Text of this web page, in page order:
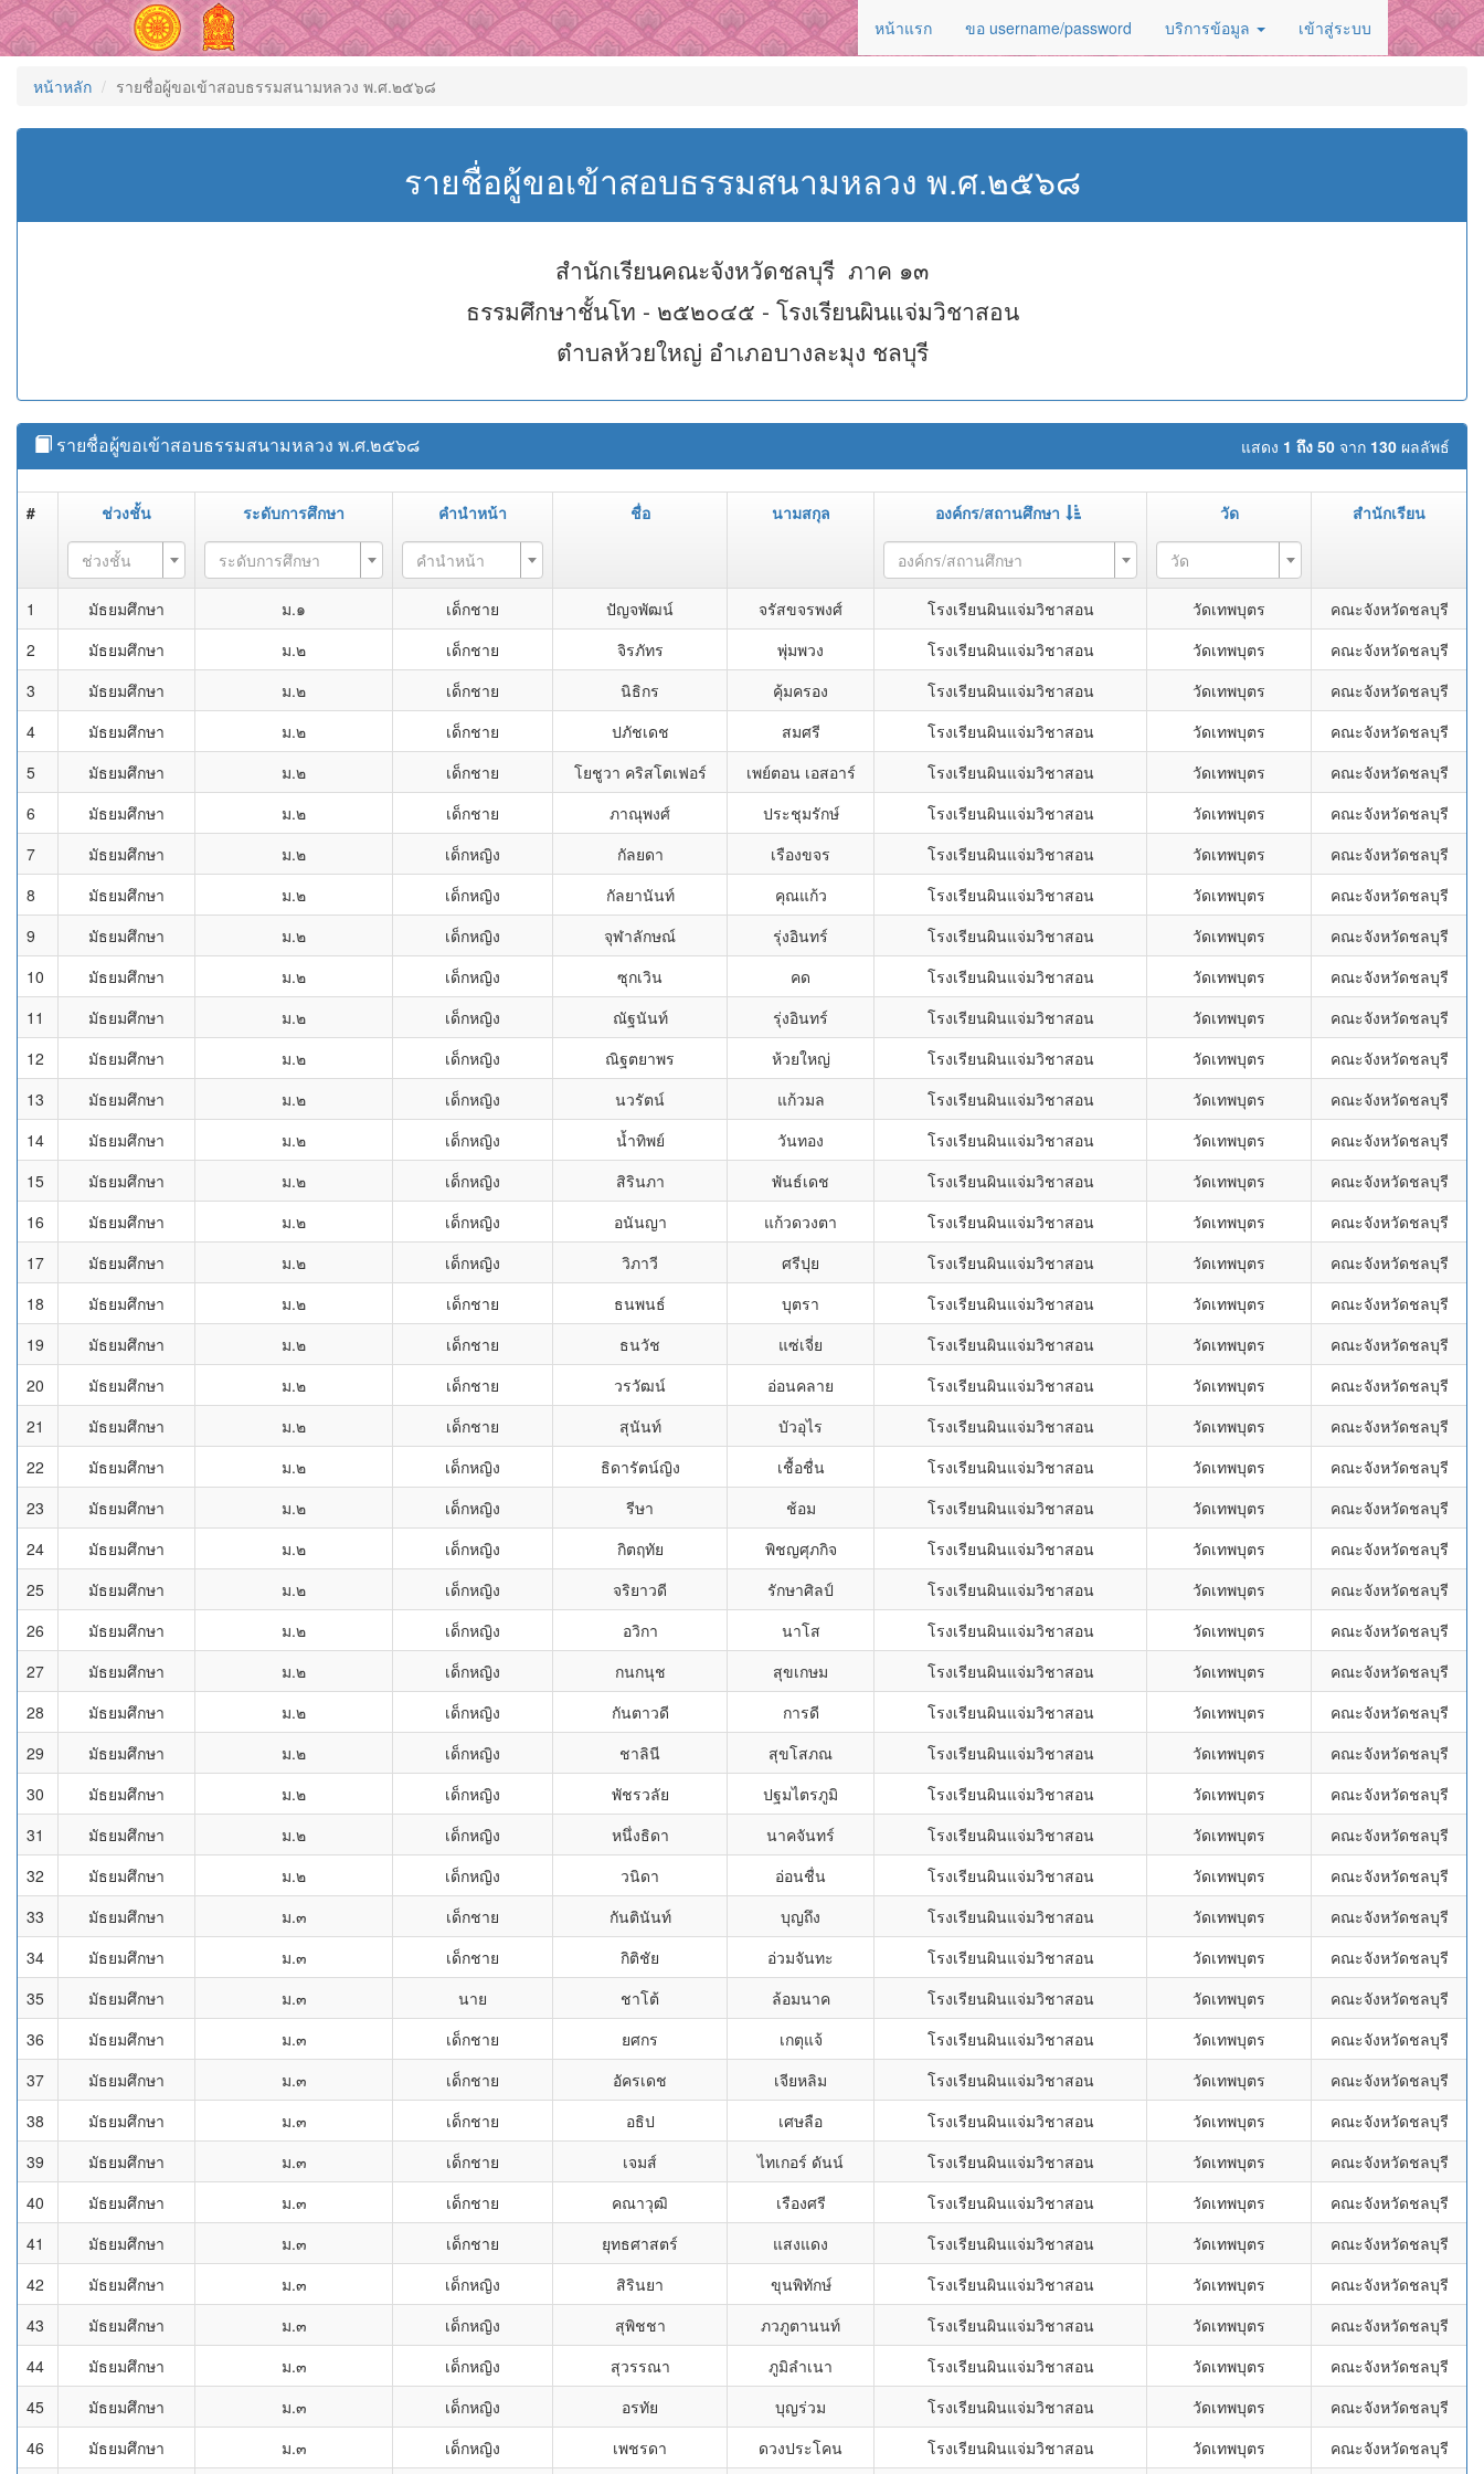
หน้าแรก ขอ username/password บริการข้อมูล เข้าสู่ระบบ
หน้าหลัก รายชื่อผู้ขอเข้าสอบธรรมสนามหลวง พ.ศ.๒๕๖๘
รายชื่อผู้ขอเข้าสอบธรรมสนามหลวง พ.ศ.๒๕๖๘
สำนักเรียนคณะจังหวัดชลบุรี ภาค ๑๓
ธรรมศึกษาชั้นโท - ๒๕๒๐๔๕ - โรงเรียนผินแจ่มวิชาสอน
ตำบลห้วยใหญ่ อำเภอบางละมุง ชลบุรี
แสดง 1 ถึง 50 จาก 130 ผลลัพธ์
รายชื่อผู้ขอเข้าสอบธรรมสนามหลวง พ.ศ.๒๕๖๘
# ช่วงชั้น ระดับการศึกษา คำนำหน้า ชื่อ นามสกุล องค์กร/สถานศึกษา วัด สำนักเรียน
ช่วงชั้น ระดับการศึกษา คำนำหน้า องค์กร/สถานศึกษา วัด
1 มัธยมศึกษา ม.๑ เด็กชาย ปัญจพัฒน์ จรัสขจรพงศ์ โรงเรียนผินแจ่มวิชาสอน วัดเทพบุตร
คณะจังหวัดชลบุรี
2
มัธยมศึกษา ม.๒ เด็กชาย จิรภัทร พุ่มพวง โรงเรียนผินแจ่มวิชาสอน วัดเทพบุตร
คณะจังหวัดชลบุรี
3
มัธยมศึกษา ม.๒ เด็กชาย นิธิกร คุ้มครอง โรงเรียนผินแจ่มวิชาสอน วัดเทพบุตร
คณะจังหวัดชลบุรี
4
มัธยมศึกษา ม.๒ เด็กชาย ปภัชเดช สมศรี โรงเรียนผินแจ่มวิชาสอน วัดเทพบุตร
คณะจังหวัดชลบุรี
5
มัธยมศึกษา ม.๒ เด็กชาย โยชูวา คริสโตเฟอร์ เพย์ตอน เอสอาร์ โรงเรียนผินแจ่มวิชาสอน วัดเทพบุตร
คณะจังหวัดชลบุรี
6
มัธยมศึกษา ม.๒ เด็กชาย ภาณุพงศ์ ประชุมรักษ์ โรงเรียนผินแจ่มวิชาสอน วัดเทพบุตร
คณะจังหวัดชลบุรี
7
มัธยมศึกษา ม.๒ เด็กหญิง กัลยดา เรืองขจร โรงเรียนผินแจ่มวิชาสอน วัดเทพบุตร
คณะจังหวัดชลบุรี
8
มัธยมศึกษา ม.๒ เด็กหญิง กัลยานันท์ คุณแก้ว โรงเรียนผินแจ่มวิชาสอน วัดเทพบุตร
คณะจังหวัดชลบุรี
9
มัธยมศึกษา ม.๒ เด็กหญิง จุฬาลักษณ์ รุ่งอินทร์ โรงเรียนผินแจ่มวิชาสอน วัดเทพบุตร
คณะจังหวัดชลบุรี
10
มัธยมศึกษา ม.๒ เด็กหญิง ซุกเวิน คด โรงเรียนผินแจ่มวิชาสอน วัดเทพบุตร
คณะจังหวัดชลบุรี
11
มัธยมศึกษา ม.๒ เด็กหญิง ณัฐนันท์ รุ่งอินทร์ โรงเรียนผินแจ่มวิชาสอน วัดเทพบุตร
คณะจังหวัดชลบุรี
12
มัธยมศึกษา ม.๒ เด็กหญิง ณิฐตยาพร ห้วยใหญ่ โรงเรียนผินแจ่มวิชาสอน วัดเทพบุตร
คณะจังหวัดชลบุรี
13
มัธยมศึกษา ม.๒ เด็กหญิง นวรัตน์ แก้วมล โรงเรียนผินแจ่มวิชาสอน วัดเทพบุตร
คณะจังหวัดชลบุรี
14
มัธยมศึกษา ม.๒ เด็กหญิง น้ำทิพย์ วันทอง โรงเรียนผินแจ่มวิชาสอน วัดเทพบุตร
คณะจังหวัดชลบุรี
15
มัธยมศึกษา ม.๒ เด็กหญิง สิรินภา พันธ์เดช โรงเรียนผินแจ่มวิชาสอน วัดเทพบุตร
คณะจังหวัดชลบุรี
16
มัธยมศึกษา ม.๒ เด็กหญิง อนันญา แก้วดวงตา โรงเรียนผินแจ่มวิชาสอน วัดเทพบุตร
คณะจังหวัดชลบุรี
17
มัธยมศึกษา ม.๒ เด็กหญิง วิภาวี ศรีปุย โรงเรียนผินแจ่มวิชาสอน วัดเทพบุตร
คณะจังหวัดชลบุรี
18
มัธยมศึกษา ม.๒ เด็กชาย ธนพนธ์ บุตรา โรงเรียนผินแจ่มวิชาสอน วัดเทพบุตร
คณะจังหวัดชลบุรี
19
มัธยมศึกษา ม.๒ เด็กชาย ธนวัช แซ่เจี่ย โรงเรียนผินแจ่มวิชาสอน วัดเทพบุตร
คณะจังหวัดชลบุรี
20
มัธยมศึกษา ม.๒ เด็กชาย วรวัฒน์ อ่อนคลาย โรงเรียนผินแจ่มวิชาสอน วัดเทพบุตร
คณะจังหวัดชลบุรี
21
มัธยมศึกษา ม.๒ เด็กชาย สุนันท์ บัวอุไร โรงเรียนผินแจ่มวิชาสอน วัดเทพบุตร
คณะจังหวัดชลบุรี
22
มัธยมศึกษา ม.๒ เด็กหญิง ธิดารัตน์ญิง เชื้อชื่น โรงเรียนผินแจ่มวิชาสอน วัดเทพบุตร
คณะจังหวัดชลบุรี
23
มัธยมศึกษา ม.๒ เด็กหญิง รีษา ช้อม โรงเรียนผินแจ่มวิชาสอน วัดเทพบุตร
คณะจังหวัดชลบุรี
24
มัธยมศึกษา ม.๒ เด็กหญิง กิตฤทัย พิชญศุภกิจ โรงเรียนผินแจ่มวิชาสอน วัดเทพบุตร
คณะจังหวัดชลบุรี
25
มัธยมศึกษา ม.๒ เด็กหญิง จริยาวดี รักษาศิลป์ โรงเรียนผินแจ่มวิชาสอน วัดเทพบุตร
คณะจังหวัดชลบุรี
26
มัธยมศึกษา ม.๒ เด็กหญิง อวิกา นาโส โรงเรียนผินแจ่มวิชาสอน วัดเทพบุตร
คณะจังหวัดชลบุรี
27
มัธยมศึกษา ม.๒ เด็กหญิง กนกนุช สุขเกษม โรงเรียนผินแจ่มวิชาสอน วัดเทพบุตร
คณะจังหวัดชลบุรี
28
มัธยมศึกษา ม.๒ เด็กหญิง กันตาวดี การดี โรงเรียนผินแจ่มวิชาสอน วัดเทพบุตร
คณะจังหวัดชลบุรี
29
มัธยมศึกษา ม.๒ เด็กหญิง ชาลินี สุขโสภณ โรงเรียนผินแจ่มวิชาสอน วัดเทพบุตร
คณะจังหวัดชลบุรี
30
มัธยมศึกษา ม.๒ เด็กหญิง พัชรวลัย ปฐมไตรภูมิ โรงเรียนผินแจ่มวิชาสอน วัดเทพบุตร
คณะจังหวัดชลบุรี
31
มัธยมศึกษา ม.๒ เด็กหญิง หนึ่งธิดา นาคจันทร์ โรงเรียนผินแจ่มวิชาสอน วัดเทพบุตร
คณะจังหวัดชลบุรี
32
มัธยมศึกษา ม.๒ เด็กหญิง วนิดา อ่อนชื่น โรงเรียนผินแจ่มวิชาสอน วัดเทพบุตร
คณะจังหวัดชลบุรี
33
มัธยมศึกษา ม.๓ เด็กชาย กันตินันท์ บุญถึง โรงเรียนผินแจ่มวิชาสอน วัดเทพบุตร
คณะจังหวัดชลบุรี
34
มัธยมศึกษา ม.๓ เด็กชาย กิติชัย อ่วมจันทะ โรงเรียนผินแจ่มวิชาสอน วัดเทพบุตร
คณะจังหวัดชลบุรี
35
มัธยมศึกษา ม.๓ นาย ชาโต้ ล้อมนาค โรงเรียนผินแจ่มวิชาสอน วัดเทพบุตร
คณะจังหวัดชลบุรี
36
มัธยมศึกษา ม.๓ เด็กชาย ยศกร เกตุแจ้ โรงเรียนผินแจ่มวิชาสอน วัดเทพบุตร
คณะจังหวัดชลบุรี
37
มัธยมศึกษา ม.๓ เด็กชาย อัครเดช เจียหลิม โรงเรียนผินแจ่มวิชาสอน วัดเทพบุตร
คณะจังหวัดชลบุรี
38
มัธยมศึกษา ม.๓ เด็กชาย อธิป เศษลือ โรงเรียนผินแจ่มวิชาสอน วัดเทพบุตร
คณะจังหวัดชลบุรี
39
มัธยมศึกษา ม.๓ เด็กชาย เจมส์ ไทเกอร์ ดันน์ โรงเรียนผินแจ่มวิชาสอน วัดเทพบุตร
คณะจังหวัดชลบุรี
40
มัธยมศึกษา ม.๓ เด็กชาย คณาวุฒิ เรืองศรี โรงเรียนผินแจ่มวิชาสอน วัดเทพบุตร
คณะจังหวัดชลบุรี
41
มัธยมศึกษา ม.๓ เด็กชาย ยุทธศาสตร์ แสงแดง โรงเรียนผินแจ่มวิชาสอน วัดเทพบุตร
คณะจังหวัดชลบุรี
42
มัธยมศึกษา ม.๓ เด็กหญิง สิรินยา ขุนพิทักษ์ โรงเรียนผินแจ่มวิชาสอน วัดเทพบุตร
คณะจังหวัดชลบุรี
43
มัธยมศึกษา ม.๓ เด็กหญิง สุพิชชา ภวภูตานนท์ โรงเรียนผินแจ่มวิชาสอน วัดเทพบุตร
คณะจังหวัดชลบุรี
44
มัธยมศึกษา ม.๓ เด็กหญิง สุวรรณา ภูมิลำเนา โรงเรียนผินแจ่มวิชาสอน วัดเทพบุตร
คณะจังหวัดชลบุรี
45
มัธยมศึกษา ม.๓ เด็กหญิง อรทัย บุญร่วม โรงเรียนผินแจ่มวิชาสอน วัดเทพบุตร
คณะจังหวัดชลบุรี
46
มัธยมศึกษา ม.๓ เด็กหญิง เพชรดา ดวงประโคน โรงเรียนผินแจ่มวิชาสอน วัดเทพบุตร คณะจังหวัดชลบุรี